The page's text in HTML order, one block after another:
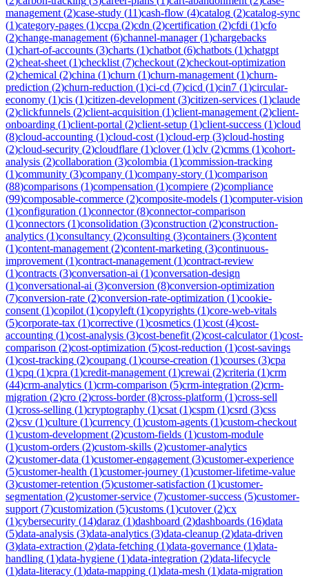
management (2)case-study (11)cash-flow (4)catalog (2)catalog-sync
(1)category-pages (1)ccpa (2)cdn (2)certification (2)cfdi (1)cfo
(2)change-management (6)channel-manager(1)chargebacks
(1)chart-of-accounts (3)charts (1)chatbot (6)chatbots (1)chatgpt
(2)cheat-sheet (1)checklist (7)checkout (2)checkout-optimization
(2)chemical (2)china (1)churn (1)churn-management (1)churn-
prediction (2)churn-reduction (1)ci-cd (7)cicd (1)cin7 (1)circular-
economy (1)cis (1)citizen-development (3)citizen-services (1)claude
(2)clickfunnels (2)client-acquisition (1)client-management (2)client-
onboarding (1)client-portal (2)client-setup (1)client-success (1)cloud
(8)cloud-accounting (1)cloud-cost (1)cloud-erp (3)cloud-hosting
(2)cloud-security (2)cloudflare (1)clover(1)clv (2)cmms (1)cohort-
analysis (2)collaboration (3)colombia (1)commission-tracking
(1)community (3)company (1)company-story (1)comparison
(88)comparisons (1)compensation (1)compiere (2)compliance
(99)composable-commerce (2)composite-models (1)computer-vision
(1)configuration (1)connector(8)connector-comparison
(1)connectors (1)consolidation (3)construction (2)construction-
analytics (1)consultancy (2)consulting (3)containers (3)content
(1)content-management (2)content-marketing (3)continuous-
improvement (1)contract-management (1)contract-review
(1)contracts (3)conversation-ai (1)conversation-design
(1)conversational-ai (3)conversion (8)conversion-optimization
(7)conversion-rate (2)conversion-rate-optimization (1)cookie-
consent (1)copilot (1)copyleft (1)copyrights (1)core-web-vitals
(5)corporate-tax (1)corrective (1)cosmetics (1)cost (4)cost-
accounting (1)cost-analysis (3)cost-benefit (2)cost-calculator(1)cost-
comparison (2)cost-optimization (5)cost-reduction (1)cost-savings
(1)cost-tracking (2)coupang (1)course-creation (1)courses (3)cpa
(1)cpq (1)cpra (1)credit-management (1)crewai (2)criteria (1)crm
(44)crm-analytics (1)crm-comparison (5)crm-integration (2)crm-
migration (2)cro (2)cross-border(8)cross-platform (1)cross-sell
(1)cross-selling (1)cryptography (1)csat (1)cspm (1)csrd (3)css
(2)csv (1)culture (1)currency (1)custom-agents (1)custom-checkout
(1)custom-development (2)custom-fields (1)custom-module
(1)custom-orders (2)custom-skills (2)customer-analytics
(2)customer-data (1)customer-engagement (3)customer-experience
(5)customer-health (1)customer-journey (1)customer-lifetime-value
(3)customer-retention (5)customer-satisfaction (1)customer-
segmentation (2)customer-service (7)customer-success (5)customer-
support (7)customization (5)customs (1)cutover(2)cx
(1)cybersecurity (14)daraz (1)dashboard (2)dashboards (16)data
(5)data-analysis (3)data-analytics (3)data-cleanup (2)data-driven
(3)data-extraction (2)data-fetching (1)data-governance (1)data-
handling (1)data-hygiene (1)data-integration (2)data-lifecycle
(1)data-literacy (1)data-mapping (1)data-mesh (1)data-migration